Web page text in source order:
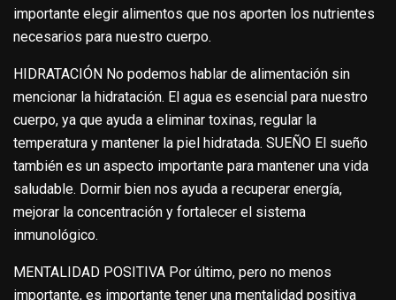
importante elegir alimentos que nos aporten los nutrientes
necesarios para nuestro cuerpo.
HIDRATACIÓN No podemos hablar de alimentación sin
mencionar la hidratación. El agua es esencial para nuestro
cuerpo, ya que ayuda a eliminar toxinas, regular la
temperatura y mantener la piel hidratada. SUEÑO El sueño
también es un aspecto importante para mantener una vida
saludable. Dormir bien nos ayuda a recuperar energía,
mejorar la concentración y fortalecer el sistema
inmunológico.
MENTALIDAD POSITIVA Por último, pero no menos
importante, es importante tener una mentalidad positiva